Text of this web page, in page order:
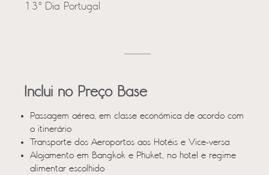
13º Dia Portugal
Inclui no Preço Base
Passagem aérea, em classe económica de acordo com
o itinerário
Transporte dos Aeroportos aos Hotéis e Vice-versa
Alojamento em Bangkok e Phuket, no hotel e regime
alimentar escolhido